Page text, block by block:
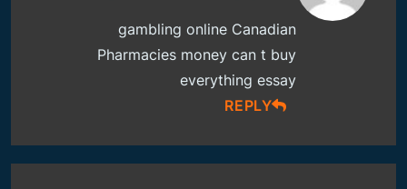
gambling online Canadian
Pharmacies money can t buy
everything essay
REPLY